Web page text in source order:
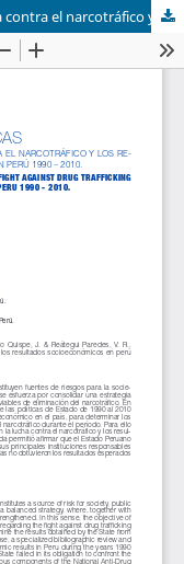
Análisis de políticas de estado en la lucha contra el narcotráfico y los resultados socioeconómicos en perú 1990 – 2010